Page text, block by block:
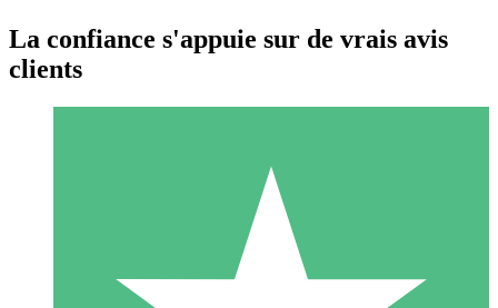
Packs de Crédits Individuels
Payez à l'utilisation avec des crédits de téléchargement. Sans
La confiance s'appuie sur de vrais avis
clients